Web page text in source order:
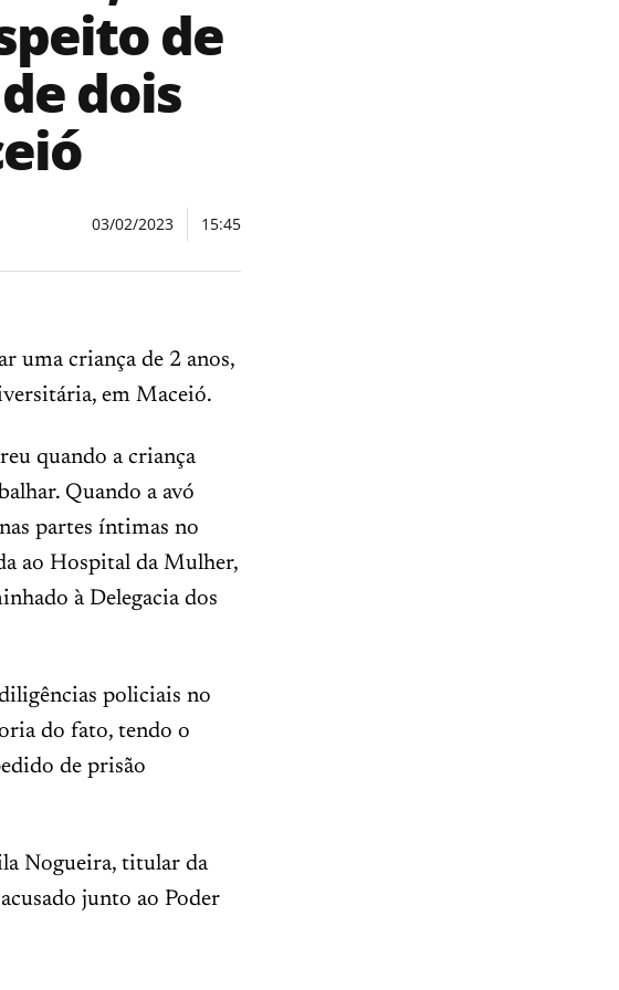
de
dois
03/02/2023 15:45
uma criança de 2 anos,
em Maceió.
quando a criança
Quando a avó
partes íntimas no
ao Hospital da Mulher,
à Delegacia dos
policiais no
do fato, tendo o
de prisão
Nogueira, titular da
junto ao Poder